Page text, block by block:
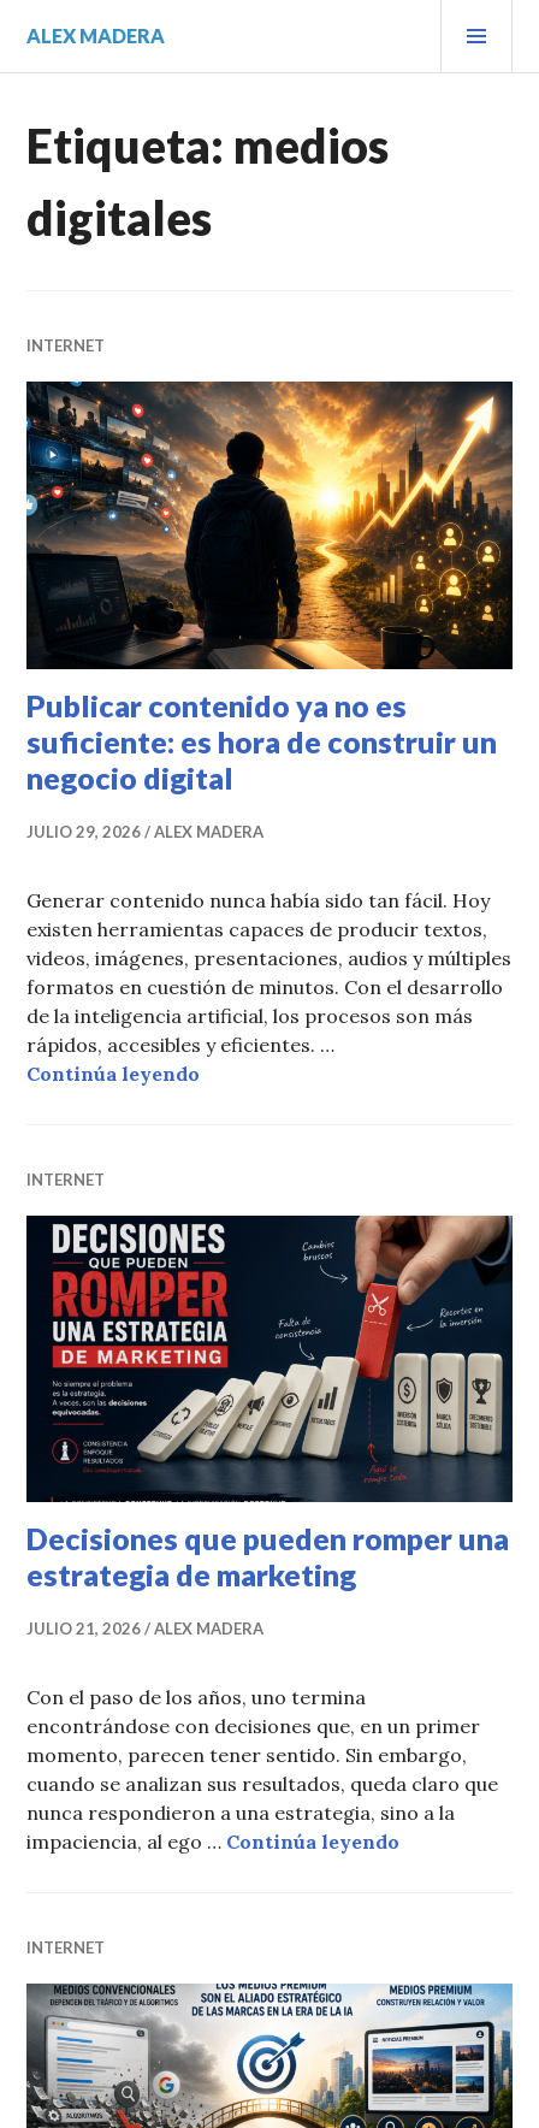
contenido.
ALEX MADERA
Etiqueta: medios
digitales
INTERNET
Publicar contenido ya no es
suficiente: es hora de construir un
negocio digital
JULIO 29, 2026 ALEX MADERA
Generar contenido nunca había sido tan fácil. Hoy
existen herramientas capaces de producir textos,
videos, imágenes, presentaciones, audios y múltiples
formatos en cuestión de minutos. Con el desarrollo
de la inteligencia artificial, los procesos son más
rápidos, accesibles y eficientes. …
Continúa leyendo
INTERNET
Decisiones que pueden romper una
estrategia de marketing
JULIO 21, 2026 ALEX MADERA
Con el paso de los años, uno termina
encontrándose con decisiones que, en un primer
momento, parecen tener sentido. Sin embargo,
cuando se analizan sus resultados, queda claro que
nunca respondieron a una estrategia, sino a la
impaciencia, al ego … Continúa leyendo
INTERNET